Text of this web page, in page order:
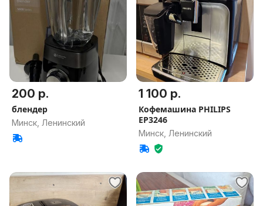
200 р.
блендер
Минск, Ленинский
1 100 р.
Кофемашина PHILIPS
EP3246
Минск, Ленинский